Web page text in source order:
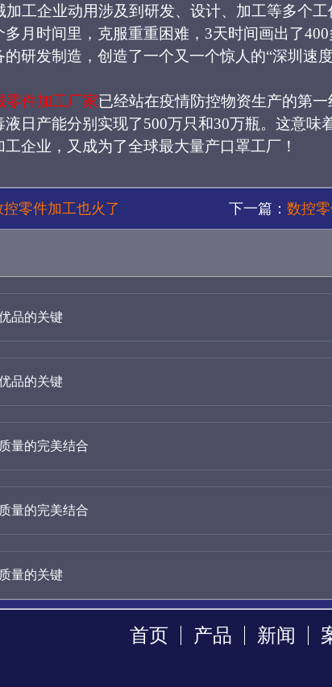
加工企业动用涉及到研发、设计、加工等多个工
多月时间里，克服重重困难， 3天时间画出了
研发制造，创造了一个又一个惊人的“深圳 速度
零件加工厂家已经站在疫情防控物资生产的第
日产能分别实现了500万只和30万瓶。这意味
企业，又成为了全球最大量产口罩工厂！
零件加工也火了 下一篇： 数控
品的关键
品的关键
量的完美结合
量的完美结合
量的关键
首页 产品 新闻